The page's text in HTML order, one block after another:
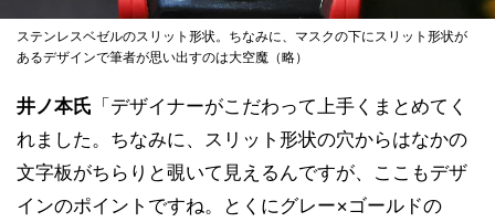
ステンレスベゼルのスリット形状。ちなみに、マスクの下にスリット形状が
あるデザインで筆者が思い出すのは大空魔（略）
井ノ本氏 「デザイナーがこだわって上手くまとめてく
れました。ちなみに、スリット形状の穴からはなかの
文字板がちらりと覗いて見えるんですが、ここもデザ
インのポイントですね。とくにグレー×ゴールドの